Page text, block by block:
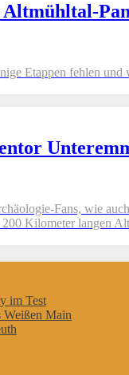
Etappen fehlen
Fans, wie
Kilometer langen
im Test
Weißen Main